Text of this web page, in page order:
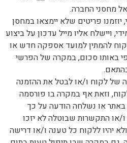
מחסני החברה.
פריטים שלא יימצאו במחסן
ויישלח אליו מייל עדכון על ביצוע
להמתין למועד אספקה חדש או
באותו סכום, במקרה של הפרשי
של לקוח ו/או לבטל את ההזמנה
וזאת אף במקרה בו פורסמה
באתר או נשלחה הודעה על כך
או התקשרות שבוטלה לא יזכו
יהיו ללקוח כל טענה ו/או דרישה